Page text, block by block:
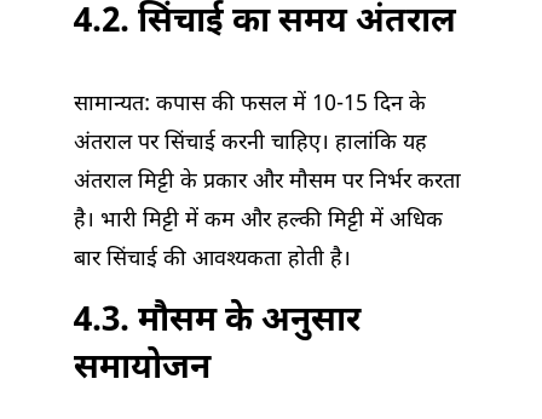
4.2. सिंचाई का समय अंतराल
सामान्यत: कपास की फसल में 10-15 दिन के
अंतराल पर सिंचाई करनी चाहिए। हालांकि यह
अंतराल मिट्टी के प्रकार और मौसम पर निर्भर करता
है। भारी मिट्टी में कम और हल्की मिट्टी में अधिक
बार सिंचाई की आवश्यकता होती है।
4.3. मौसम के अनुसार
समायोजन